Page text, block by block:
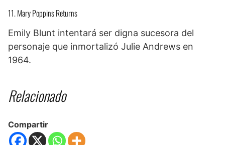
11. Mary Poppins Returns
Emily Blunt intentará ser digna sucesora del
personaje que inmortalizó Julie Andrews en
1964.
Relacionado
Compartir